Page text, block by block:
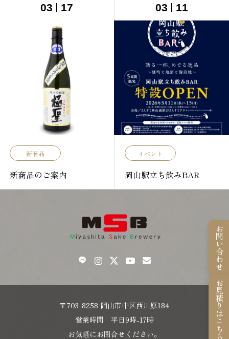
03 17
新商品
新商品のご案内
03 11
イベント
岡山駅立ち飲みBAR
〒703-8258 岡山市中区西川原184
営業時間 平日9時-17時
お気軽にお問合せください。
お問い合わせ
お見積りはこちら